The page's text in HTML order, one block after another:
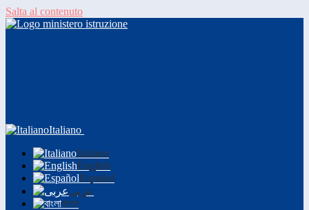
Salta al contenuto
Italiano
Italiano
English
Español
عربى
বাংলা